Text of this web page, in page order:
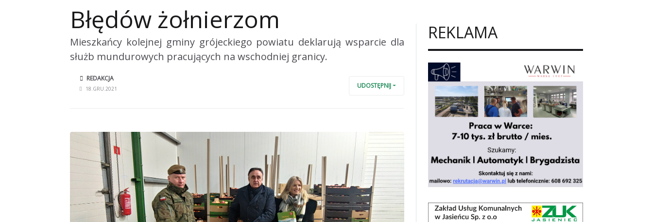
Błędów żołnierzom
Mieszkańcy kolejnej gminy grójeckiego powiatu deklarują wsparcie dla
służb mundurowych pracujących na wschodniej granicy.
REDAKCJA
18.GRU.2021 UDOSTĘPNIJ
REKLAMA